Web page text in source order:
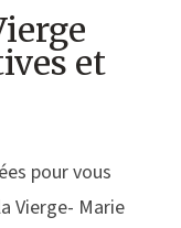
et
pour vous
Vierge- Marie